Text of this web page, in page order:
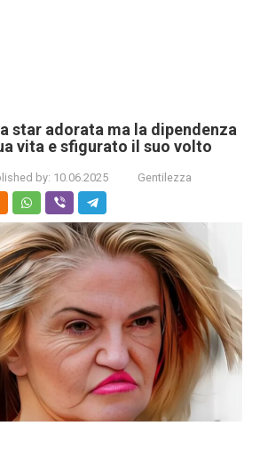
star adorata ma la dipendenza
vita e sfigurato il suo volto
by: 10.06.2025 Gentilezza